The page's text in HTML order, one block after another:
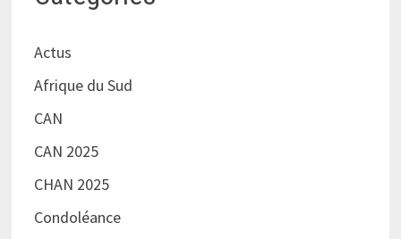
Actus
Afrique du Sud
CAN
CAN 2025
CHAN 2025
Condoléance